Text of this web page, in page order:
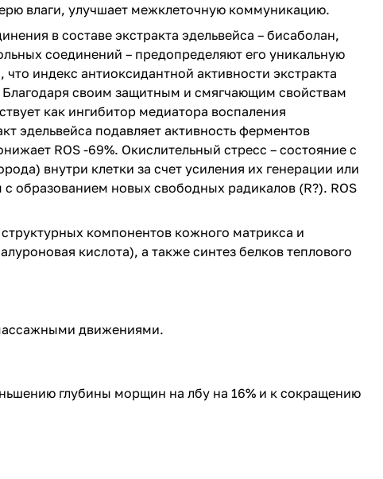
влаги, улучшает межклеточную коммуникацию.
в составе экстракта эдельвейса – бисаболан,
соединений – предопределяют его уникальную
индекс антиоксидантной активности экстракта
своим защитным и смягчающим свойствам
как ингибитор медиатора воспаления
эдельвейса подавляет активность ферментов
ROS -69%. Окислительный стресс – состояние с
внутри клетки за счет усиления их генерации или
образованием новых свободных радикалов (R?). ROS
компонентов кожного матрикса и
кислота), а также синтез белков теплового
движениями.
глубины морщин на лбу на 16% и к сокращению